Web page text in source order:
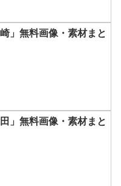
」無料画像・素材まと
」無料画像・素材まと